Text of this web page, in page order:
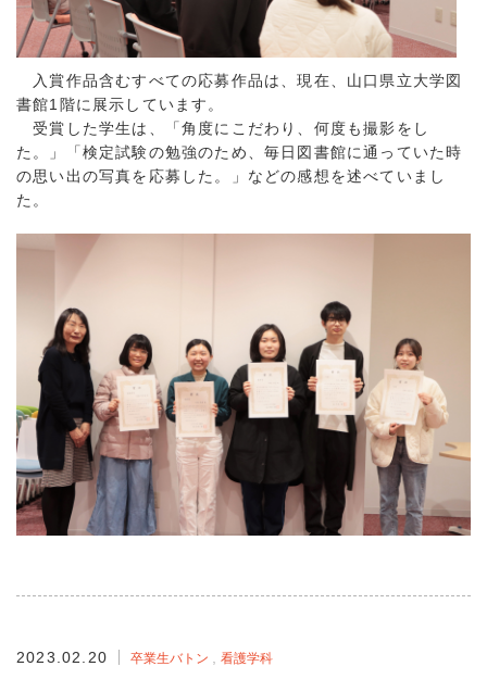
入賞作品含むすべての応募作品は、現在、山口県立大学図
書館1階に展示しています。
受賞した学生は、「角度にこだわり、何度も撮影をし
た。」「検定試験の勉強のため、毎日図書館に通っていた時
の思い出の写真を応募した。」などの感想を述べていまし
た。
2023.02.20 卒業生バトン 看護学科